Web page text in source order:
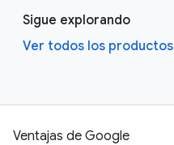
Sigue explorando
Ver todos los productos
Ventajas de Google